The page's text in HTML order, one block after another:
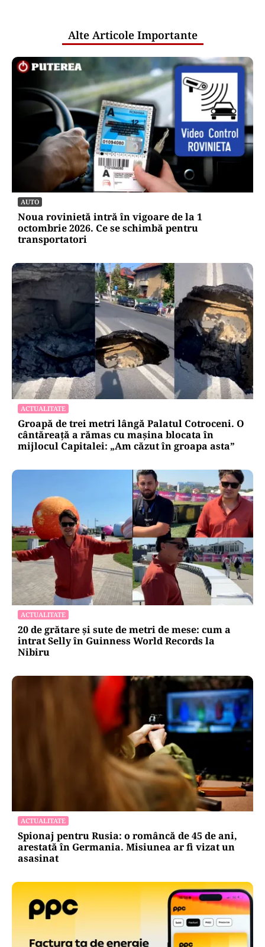
Alte Articole Importante
AUTO
Noua rovinietă intră în vigoare de la 1
octombrie 2026. Ce se schimbă pentru
transportatori
ACTUALITATE
Groapă de trei metri lângă Palatul Cotroceni. O
cântăreață a rămas cu mașina blocata în
mijlocul Capitalei: „Am căzut în groapa asta”
ACTUALITATE
20 de grătare și sute de metri de mese: cum a
intrat Selly în Guinness World Records la
Nibiru
ACTUALITATE
Spionaj pentru Rusia: o româncă de 45 de ani,
arestată în Germania. Misiunea ar fi vizat un
asasinat